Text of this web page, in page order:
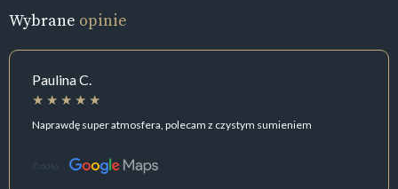
Wybrane opinie
Paulina C.
Naprawdę super atmosfera, polecam z czystym sumieniem
Źródło: